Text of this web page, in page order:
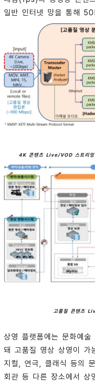
일반 인터넷 망을 통해
4K 콘텐츠 Live/VOD 스트리밍
고품질 콘텐츠
상영 플랫폼에는 문화예
돼 고품질 영상 상영이 가
지컬, 연극, 클래식 등의
회관 등 다른 장소에서